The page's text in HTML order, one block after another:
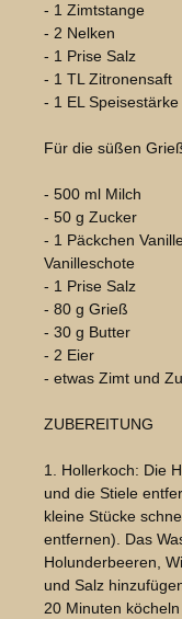
- 1 Zimtstange
- 2 Nelken
- 1 Prise Salz
- 1 TL Zitronensaft
- 1 EL
Für die süßen
- 500 ml Milch
- 50 g Zucker
- 1 Päckchen
Vanilleschote
- 1 Prise Salz
- 80 g Grieß
- 30 g Butter
- 2 Eier
- etwas Zimt und
ZUBEREITUNG
1. Hollerkoch: Die
und die Stiele
kleine Stücke
entfernen). Das
Holunderbeeren,
und Salz
20 Minuten